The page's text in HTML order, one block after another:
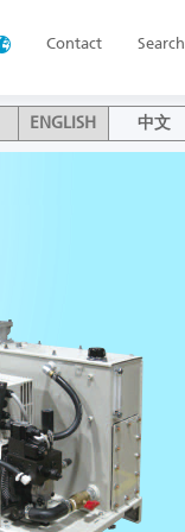
Contact Search
ENGLISH 中文